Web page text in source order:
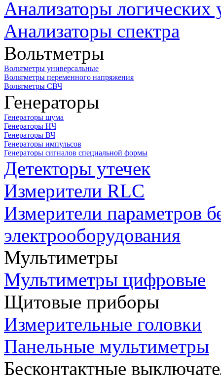
Анализаторы логических
Анализаторы спектра
Вольтметры
Вольтметры универсальные
Вольтметры переменного напряжения
Вольтметры СВЧ
Генераторы
Генераторы шума
Генераторы НЧ
Генераторы ВЧ
Генераторы импульсов
Генераторы сигналов специальной формы
Детекторы утечек
Измерители RLC
Измерители параметров
электрооборудования
Мультиметры
Мультиметры цифровые
Щитовые приборы
Измерительные головки
Панельные мультиметры
Бесконтактные